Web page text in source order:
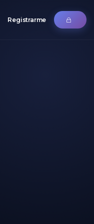
Registrarme